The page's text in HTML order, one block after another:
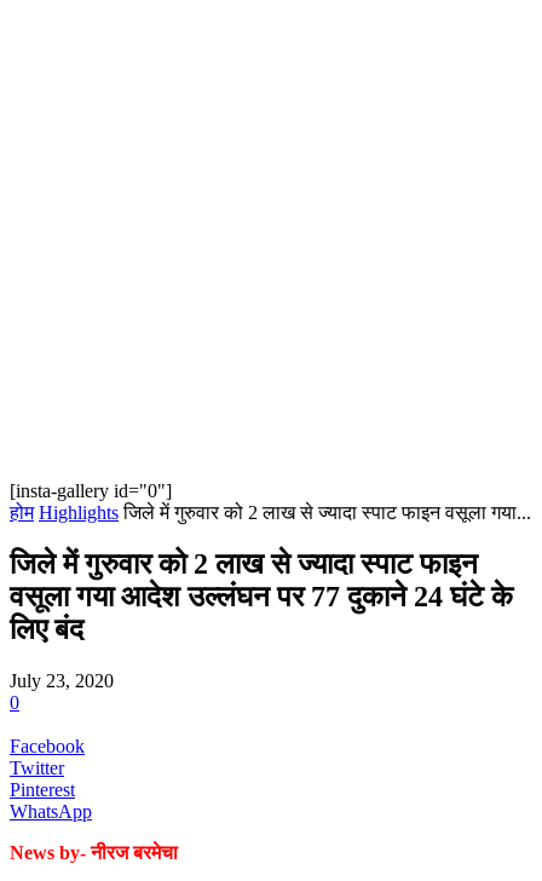
[insta-gallery id="0"]
होम Highlights जिले में गुरुवार को 2 लाख से ज्यादा स्पाट फाइन वसूला गया...
जिले में गुरुवार को 2 लाख से ज्यादा स्पाट फाइन
वसूला गया आदेश उल्लंघन पर 77 दुकाने 24 घंटे के
लिए बंद
July 23, 2020
0
Facebook
Twitter
Pinterest
WhatsApp
News by- नीरज बरमेचा